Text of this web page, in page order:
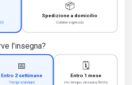
📦
Spedizione a domicilio
Corriere espresso
l'insegna?
📅
Entro 2 settimane
Tempi standard
🗓️
Entro 1 mese
Ho tempo, nessuna fretta